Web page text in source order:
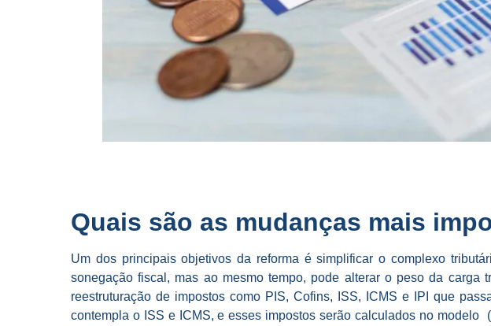
Quais são as mudanças mais
Um dos principais objetivos da reforma é simplificar o complexo
sonegação fiscal, mas ao mesmo tempo, pode alterar o peso da
reestruturação de impostos como PIS, Cofins, ISS, ICMS e IPI que
contempla o ISS e ICMS, e esses impostos serão calculados no